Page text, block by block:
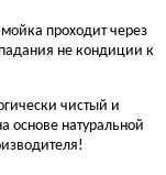
проходит через
не кондиции к
чистый и
основе натуральной